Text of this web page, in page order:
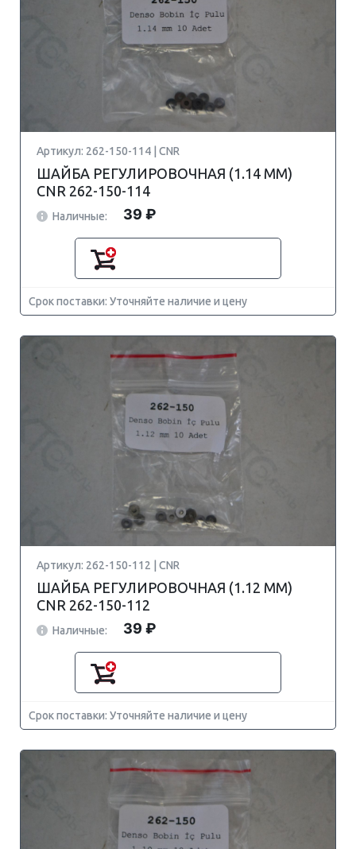
Артикул: 262-150-114 | CNR
ШАЙБА РЕГУЛИРОВОЧНАЯ (1.14 MM)
CNR 262-150-114
Наличные: 39 ₽
Срок поставки: Уточняйте наличие и цену
Артикул: 262-150-112 | CNR
ШАЙБА РЕГУЛИРОВОЧНАЯ (1.12 MM)
CNR 262-150-112
Наличные: 39 ₽
Срок поставки: Уточняйте наличие и цену